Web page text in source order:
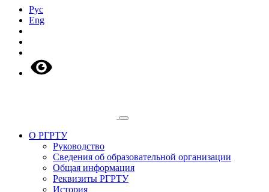
Рус
Eng
О РГРТУ
Руководство
Сведения об образовательной организации
Общая информация
Реквизиты РГРТУ
История